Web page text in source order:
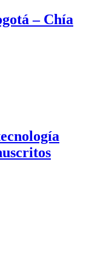
– Chía